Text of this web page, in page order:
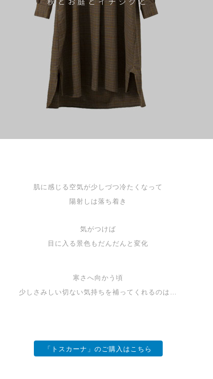
秋とお庭とイチジクと
肌に感じる空気が少しづつ冷たくなって
陽射しは落ち着き
気がつけば
目に入る景色もだんだんと変化
寒さへ向かう頃
少しさみしい切ない気持ちを補ってくれるのは…
「トスカーナ」のご購入はこちら